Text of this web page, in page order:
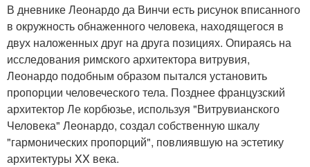
В дневнике Леонардо да Винчи есть рисунок вписанного
в окружность обнаженного человека, находящегося в
двух наложенных друг на друга позициях. Опираясь на
исследования римского архитектора витрувия,
Леонардо подобным образом пытался установить
пропорции человеческого тела. Позднее французский
архитектор Ле корбюзье, используя "Витрувианского
Человека" Леонардо, создал собственную шкалу
"гармонических пропорций", повлиявшую на эстетику
архитектуры XX века.